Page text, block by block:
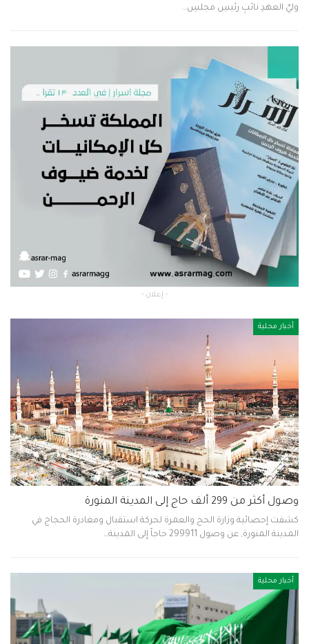
وليِّ العهدِ نائبِ رئيسِ مجلسِ…
- إعلان -
أخبار محلية
وصول أكثر من 299 ألف حاج إلى المدينة المنورة
كشفت إحصائية وزارة الحج والعمرة لحركة استقبال ومغادرة الحجاج في
المدينة المنورة, عن وصول 299911 حاجاً إلى المدينة…
أخبار محلية